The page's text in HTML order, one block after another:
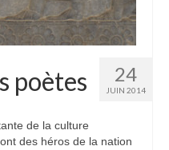
24
JUIN 2014
poètes
de la culture
des héros de la nation